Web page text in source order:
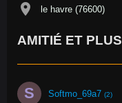
location_on le havre (76600)
AMITIÉ ET PLUS
S Softmo_69a7 (2)